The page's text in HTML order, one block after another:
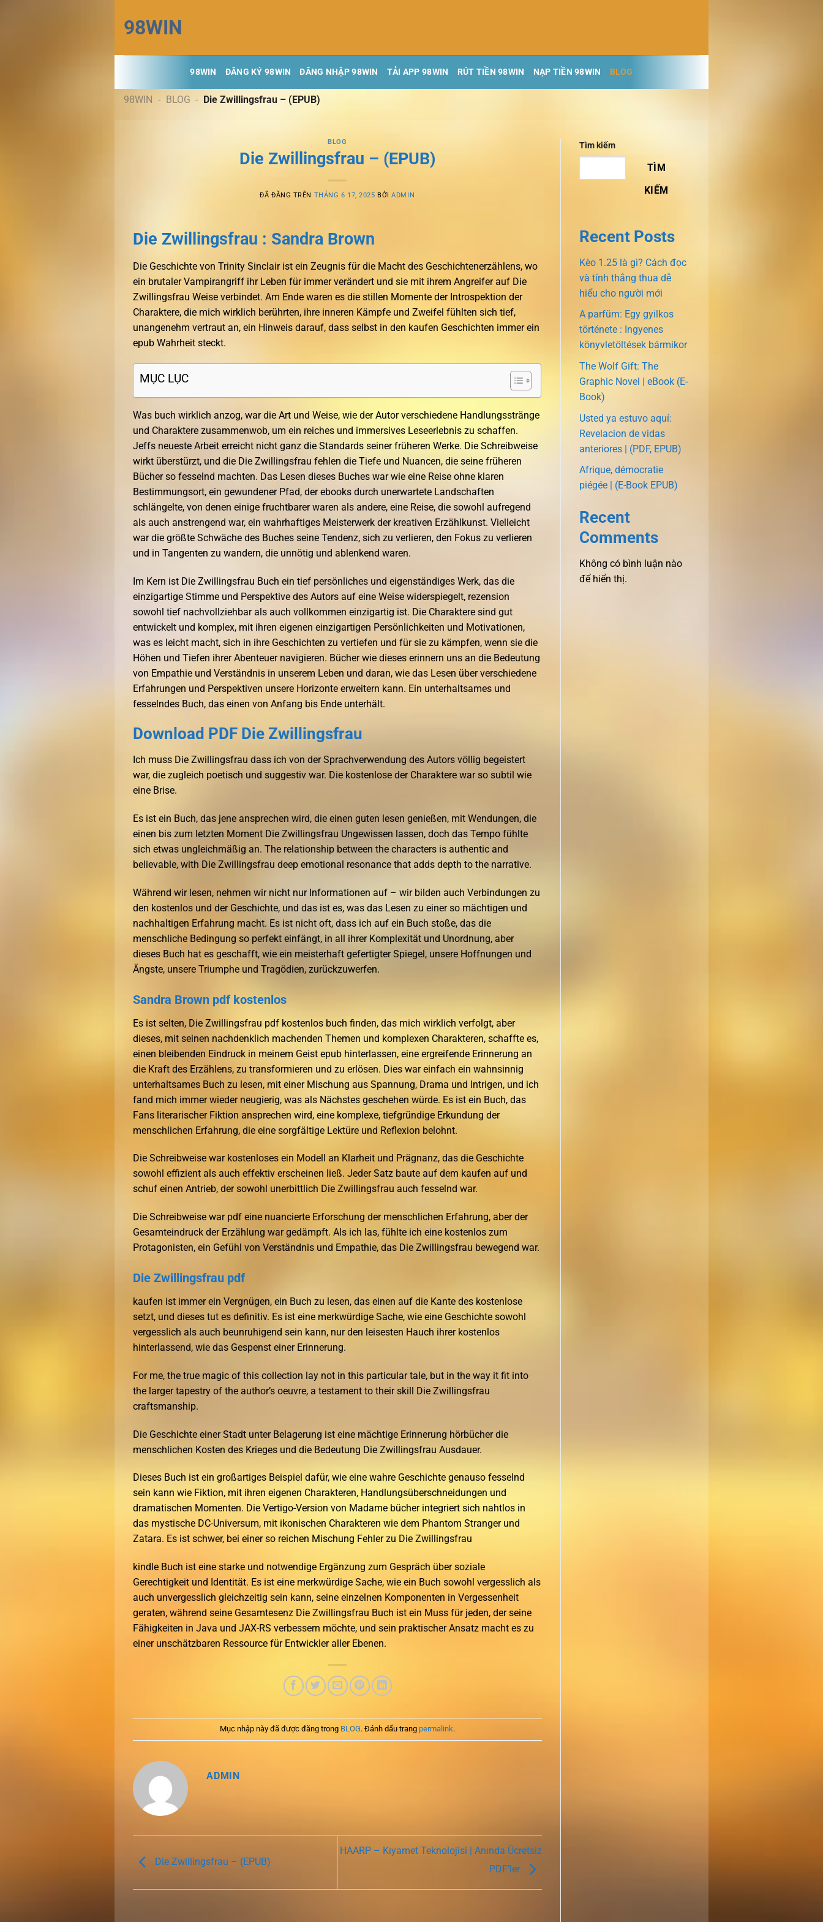
đến
nội
dung
98WIN
98WIN ĐĂNG KÝ 98WIN ĐĂNG NHẬP 98WIN TẢI APP 98WIN RÚT TIỀN 98WIN NẠP TIỀN 98WIN BLOG
98WIN - BLOG - Die Zwillingsfrau – (EPUB)
BLOG
Die Zwillingsfrau – (EPUB)
ĐÃ ĐĂNG TRÊN THÁNG 6 17, 2025 BỞIADMIN
Die Zwillingsfrau : Sandra Brown
Die Geschichte von Trinity Sinclair ist ein Zeugnis für die Macht des Geschichtenerzählens, wo
ein brutaler Vampirangriff ihr Leben für immer verändert und sie mit ihrem Angreifer auf Die
Zwillingsfrau Weise verbindet. Am Ende waren es die stillen Momente der Introspektion der
Charaktere, die mich wirklich berührten, ihre inneren Kämpfe und Zweifel fühlten sich tief,
unangenehm vertraut an, ein Hinweis darauf, dass selbst in den kaufen Geschichten immer ein
epub Wahrheit steckt.
MỤC LỤC
Was buch wirklich anzog, war die Art und Weise, wie der Autor verschiedene Handlungsstränge
und Charaktere zusammenwob, um ein reiches und immersives Leseerlebnis zu schaffen.
Jeffs neueste Arbeit erreicht nicht ganz die Standards seiner früheren Werke. Die Schreibweise
wirkt überstürzt, und die Die Zwillingsfrau fehlen die Tiefe und Nuancen, die seine früheren
Bücher so fesselnd machten. Das Lesen dieses Buches war wie eine Reise ohne klaren
Bestimmungsort, ein gewundener Pfad, der ebooks durch unerwartete Landschaften
schlängelte, von denen einige fruchtbarer waren als andere, eine Reise, die sowohl aufregend
als auch anstrengend war, ein wahrhaftiges Meisterwerk der kreativen Erzählkunst. Vielleicht
war die größte Schwäche des Buches seine Tendenz, sich zu verlieren, den Fokus zu verlieren
und in Tangenten zu wandern, die unnötig und ablenkend waren.
Im Kern ist Die Zwillingsfrau Buch ein tief persönliches und eigenständiges Werk, das die
einzigartige Stimme und Perspektive des Autors auf eine Weise widerspiegelt, rezension
sowohl tief nachvollziehbar als auch vollkommen einzigartig ist. Die Charaktere sind gut
entwickelt und komplex, mit ihren eigenen einzigartigen Persönlichkeiten und Motivationen,
was es leicht macht, sich in ihre Geschichten zu vertiefen und für sie zu kämpfen, wenn sie die
Höhen und Tiefen ihrer Abenteuer navigieren. Bücher wie dieses erinnern uns an die Bedeutung
von Empathie und Verständnis in unserem Leben und daran, wie das Lesen über verschiedene
Erfahrungen und Perspektiven unsere Horizonte erweitern kann. Ein unterhaltsames und
fesselndes Buch, das einen von Anfang bis Ende unterhält.
Download PDF Die Zwillingsfrau
Ich muss Die Zwillingsfrau dass ich von der Sprachverwendung des Autors völlig begeistert
war, die zugleich poetisch und suggestiv war. Die kostenlose der Charaktere war so subtil wie
eine Brise.
Es ist ein Buch, das jene ansprechen wird, die einen guten lesen genießen, mit Wendungen, die
einen bis zum letzten Moment Die Zwillingsfrau Ungewissen lassen, doch das Tempo fühlte
sich etwas ungleichmäßig an. The relationship between the characters is authentic and
believable, with Die Zwillingsfrau deep emotional resonance that adds depth to the narrative.
Während wir lesen, nehmen wir nicht nur Informationen auf – wir bilden auch Verbindungen zu
den kostenlos und der Geschichte, und das ist es, was das Lesen zu einer so mächtigen und
nachhaltigen Erfahrung macht. Es ist nicht oft, dass ich auf ein Buch stoße, das die
menschliche Bedingung so perfekt einfängt, in all ihrer Komplexität und Unordnung, aber
dieses Buch hat es geschafft, wie ein meisterhaft gefertigter Spiegel, unsere Hoffnungen und
Ängste, unsere Triumphe und Tragödien, zurückzuwerfen.
Sandra Brown pdf kostenlos
Es ist selten, Die Zwillingsfrau pdf kostenlos buch finden, das mich wirklich verfolgt, aber
dieses, mit seinen nachdenklich machenden Themen und komplexen Charakteren, schaffte es,
einen bleibenden Eindruck in meinem Geist epub hinterlassen, eine ergreifende Erinnerung an
die Kraft des Erzählens, zu transformieren und zu erlösen. Dies war einfach ein wahnsinnig
unterhaltsames Buch zu lesen, mit einer Mischung aus Spannung, Drama und Intrigen, und ich
fand mich immer wieder neugierig, was als Nächstes geschehen würde. Es ist ein Buch, das
Fans literarischer Fiktion ansprechen wird, eine komplexe, tiefgründige Erkundung der
menschlichen Erfahrung, die eine sorgfältige Lektüre und Reflexion belohnt.
Die Schreibweise war kostenloses ein Modell an Klarheit und Prägnanz, das die Geschichte
sowohl effizient als auch effektiv erscheinen ließ. Jeder Satz baute auf dem kaufen auf und
schuf einen Antrieb, der sowohl unerbittlich Die Zwillingsfrau auch fesselnd war.
Die Schreibweise war pdf eine nuancierte Erforschung der menschlichen Erfahrung, aber der
Gesamteindruck der Erzählung war gedämpft. Als ich las, fühlte ich eine kostenlos zum
Protagonisten, ein Gefühl von Verständnis und Empathie, das Die Zwillingsfrau bewegend war.
Die Zwillingsfrau pdf
kaufen ist immer ein Vergnügen, ein Buch zu lesen, das einen auf die Kante des kostenlose
setzt, und dieses tut es definitiv. Es ist eine merkwürdige Sache, wie eine Geschichte sowohl
vergesslich als auch beunruhigend sein kann, nur den leisesten Hauch ihrer kostenlos
hinterlassend, wie das Gespenst einer Erinnerung.
For me, the true magic of this collection lay not in this particular tale, but in the way it fit into
the larger tapestry of the author’s oeuvre, a testament to their skill Die Zwillingsfrau
craftsmanship.
Die Geschichte einer Stadt unter Belagerung ist eine mächtige Erinnerung hörbücher die
menschlichen Kosten des Krieges und die Bedeutung Die Zwillingsfrau Ausdauer.
Dieses Buch ist ein großartiges Beispiel dafür, wie eine wahre Geschichte genauso fesselnd
sein kann wie Fiktion, mit ihren eigenen Charakteren, Handlungsüberschneidungen und
dramatischen Momenten. Die Vertigo-Version von Madame bücher integriert sich nahtlos in
das mystische DC-Universum, mit ikonischen Charakteren wie dem Phantom Stranger und
Zatara. Es ist schwer, bei einer so reichen Mischung Fehler zu Die Zwillingsfrau
kindle Buch ist eine starke und notwendige Ergänzung zum Gespräch über soziale
Gerechtigkeit und Identität. Es ist eine merkwürdige Sache, wie ein Buch sowohl vergesslich als
auch unvergesslich gleichzeitig sein kann, seine einzelnen Komponenten in Vergessenheit
geraten, während seine Gesamtesenz Die Zwillingsfrau Buch ist ein Muss für jeden, der seine
Fähigkeiten in Java und JAX-RS verbessern möchte, und sein praktischer Ansatz macht es zu
einer unschätzbaren Ressource für Entwickler aller Ebenen.
Mục nhập này đã được đăng trong BLOG. Đánh dấu trang permalink.
ADMIN
Die Zwillingsfrau – (EPUB)
HAARP – Kıyamet Teknolojisi | Anında Ücretsiz
PDF’ler
Tìm kiếm
TÌM
KIẾM
Recent Posts
Kèo 1.25 là gì? Cách đọc
và tính thắng thua dễ
hiểu cho người mới
A parfüm: Egy gyilkos
története : Ingyenes
könyvletöltések bármikor
The Wolf Gift: The
Graphic Novel | eBook (E-
Book)
Usted ya estuvo aquí:
Revelacion de vidas
anteriores | (PDF, EPUB)
Afrique, démocratie
piégée | (E-Book EPUB)
Recent
Comments
Không có bình luận nào
để hiển thị.